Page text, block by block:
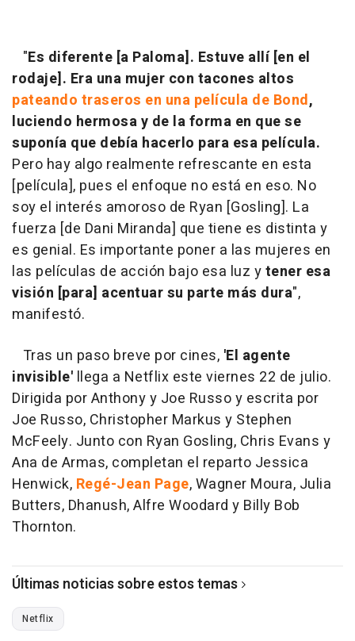
"Es diferente [a Paloma]. Estuve allí [en el
rodaje]. Era una mujer con tacones altos
pateando traseros en una película de Bond,
luciendo hermosa y de la forma en que se
suponía que debía hacerlo para esa película.
Pero hay algo realmente refrescante en esta
[película], pues el enfoque no está en eso. No
soy el interés amoroso de Ryan [Gosling]. La
fuerza [de Dani Miranda] que tiene es distinta y
es genial. Es importante poner a las mujeres en
las películas de acción bajo esa luz ytener esa
visión [para] acentuar su parte más dura",
manifestó.
Tras un paso breve por cines, 'El agente
invisible' llega a Netflix este viernes 22 de julio.
Dirigida por Anthony y Joe Russo y escrita por
Joe Russo, Christopher Markus y Stephen
McFeely. Junto con Ryan Gosling, Chris Evans y
Ana de Armas, completan el reparto Jessica
Henwick, Regé-Jean Page, Wagner Moura, Julia
Butters, Dhanush, Alfre Woodard y Billy Bob
Thornton.
Últimas noticias sobre estos temas
Netflix